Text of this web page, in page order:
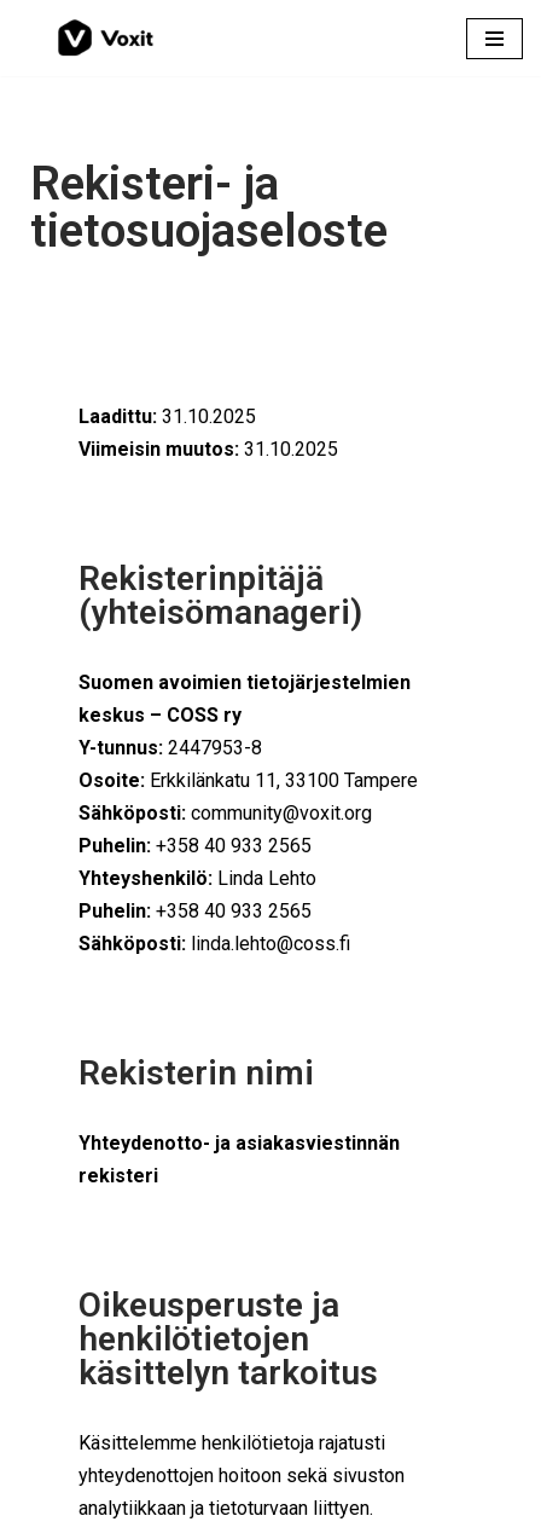
Rekisteri- ja
tietosuojaseloste
Laadittu: 31.10.2025
Viimeisin muutos: 31.10.2025
Rekisterinpitäjä
(yhteisömanageri)
Suomen avoimien tietojärjestelmien
keskus – COSS ry
Y-tunnus: 2447953-8
Osoite: Erkkilänkatu 11, 33100 Tampere
Sähköposti: community@voxit.org
Puhelin: +358 40 933 2565
Yhteyshenkilö: Linda Lehto
Puhelin: +358 40 933 2565
Sähköposti: linda.lehto@coss.fi
Rekisterin nimi
Yhteydenotto- ja asiakasviestinnän
rekisteri
Oikeusperuste ja
henkilötietojen
käsittelyn tarkoitus
Käsittelemme henkilötietoja rajatusti
yhteydenottojen hoitoon sekä sivuston
analytiikkaan ja tietoturvaan liittyen.